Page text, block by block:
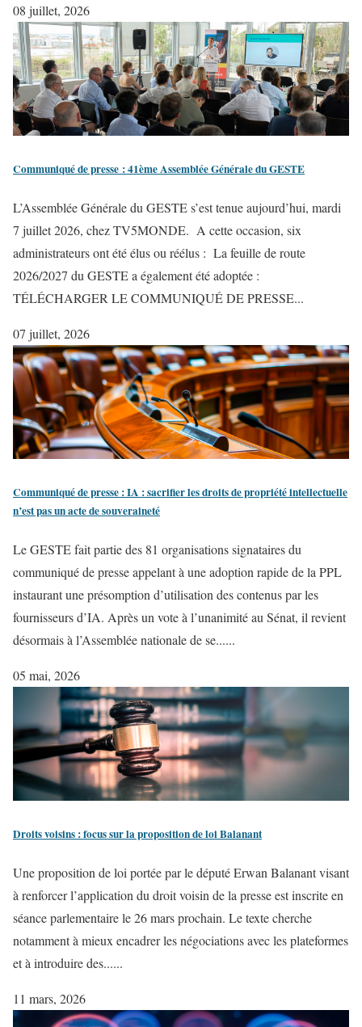
08 juillet, 2026
Communiqué de presse : 41ème Assemblée Générale du GESTE
L’Assemblée Générale du GESTE s’est tenue aujourd’hui, mardi
7 juillet 2026, chez TV5MONDE. A cette occasion, six
administrateurs ont été élus ou réélus : La feuille de route
2026/2027 du GESTE a également été adoptée :
TÉLÉCHARGER LE COMMUNIQUÉ DE PRESSE...
07 juillet, 2026
​​Communiqué de presse : IA : sacrifier les droits de propriété intellectuelle
n’est pas un acte de souveraineté
Le GESTE fait partie des 81 organisations signataires du
communiqué de presse appelant à une adoption rapide de la PPL
instaurant une présomption d’utilisation des contenus par les
fournisseurs d’IA. Après un vote à l’unanimité au Sénat, il revient
désormais à l’Assemblée nationale de se......
05 mai, 2026
​​Droits voisins : focus sur la proposition de loi Balanant
Une proposition de loi portée par le député Erwan Balanant visant
à renforcer l’application du droit voisin de la presse est inscrite en
séance parlementaire le 26 mars prochain. Le texte cherche
notamment à mieux encadrer les négociations avec les plateformes
et à introduire des......
11 mars, 2026